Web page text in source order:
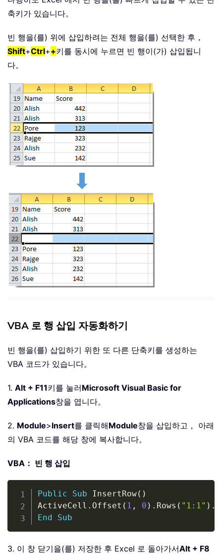
축키가 있습니다。
빈 행을(를) 위에 삽입하려는 전체 행을(를) 선택한 후，
Shift+Ctrl++키를 동시에 누르면 빈 행이(가) 삽입됩니
다。
VBA 로 행 삽입 자동화하기
빈 행을(를) 삽입하기 위한 또 다른 단축키를 생성하는
VBA 코드가 있습니다。
1. Alt + F11키를 눌러Microsoft Visual Basic for
Applications창을 엽니다。
2. Module>Insert를 클릭해Module창을 삽입하고， 아래
의 VBA 코드를 해당 창에 복사합니다。
VBA： 빈 행 삽입
Public Sub InsertRow( )
ActiveCell . Offset ( 1 , 0 ) . Rows ( "1:1" ) .
End
Sub
3. 이 창 닫기을(를) 저장한 후 Excel 로 돌아가서Alt + F8